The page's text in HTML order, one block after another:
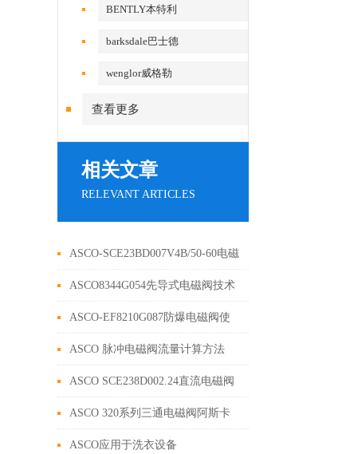
BENTLY本特利
barksdale巴士德
wenglor威格勒
查看更多
相关文章
RELEVANT ARTICLES
ASCO-SCE23BD007V4B/50-60电磁
阀介绍
ASCO8344G054先导式电磁阀技术
参数
ASCO-EF8210G087防爆电磁阀使
用维护
ASCO 脉冲电磁阀流量计算方法
ASCO SCE238D002.24直流电磁阀
详细介绍
ASCO 320系列三通电磁阀阿斯卡
出现故障检修步骤
ASCO应用于洗衣设备